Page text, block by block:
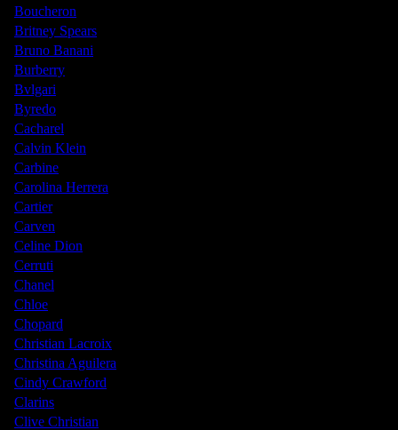
Boucheron
Britney Spears
Bruno Banani
Burberry
Bvlgari
Byredo
Cacharel
Calvin Klein
Carbine
Carolina Herrera
Cartier
Carven
Celine Dion
Cerruti
Chanel
Chloe
Chopard
Christian Lacroix
Christina Aguilera
Cindy Crawford
Clarins
Clive Christian